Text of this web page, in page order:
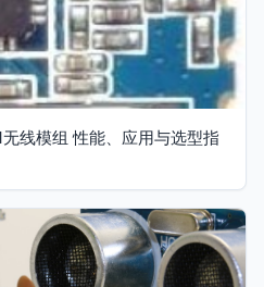
线模组 性能、应用与选型指